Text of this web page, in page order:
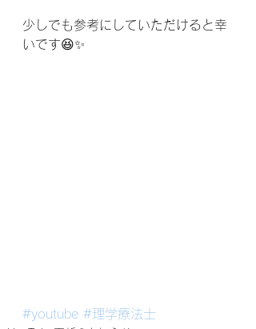
少しでも参考にしていただけると幸
いです😆✨
#youtube #理学療法士